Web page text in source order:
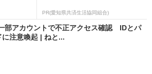
PR(愛知県共済生活協同組合)
部アカウントで不正アクセス確認 IDとパ
に注意喚起 | ねと...